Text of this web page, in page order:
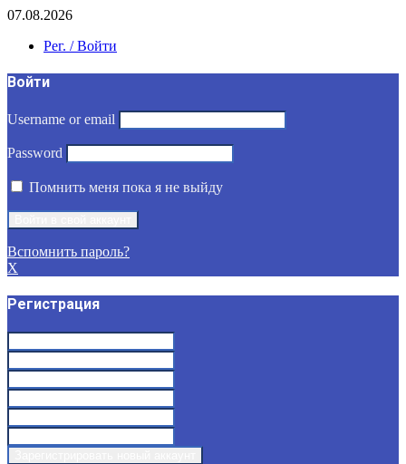
07.08.2026
Рег. / Войти
Войти
Username or email
Password
Помнить меня пока я не выйду
Вспомнить пароль?
X
Регистрация